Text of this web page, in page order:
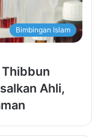
Bimbingan Islam
Ahli,